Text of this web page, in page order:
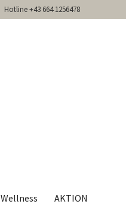
Hotline +43 664 1256478
Wellness AKTION